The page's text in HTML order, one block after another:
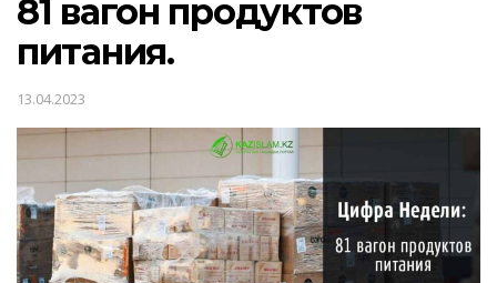
81 вагон продуктов
питания.
13.04.2023